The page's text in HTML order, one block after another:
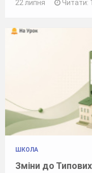
22 липня Читати:
ШКОЛА
Зміни до